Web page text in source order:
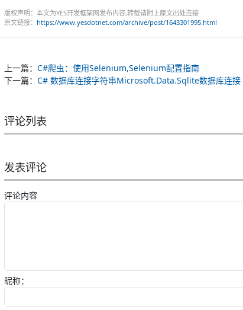
版权声明：本文为YES开发框架网发布内容,转载请附上原文出处连接
原文链接： https://www.yesdotnet.com/archive/post/1643301995.html
上一篇： C#爬虫：使用Selenium,Selenium配置指南
下一篇： C# 数据库连接字符串Microsoft.Data.Sqlite数据库连接
评论列表
发表评论
评论内容
昵称：